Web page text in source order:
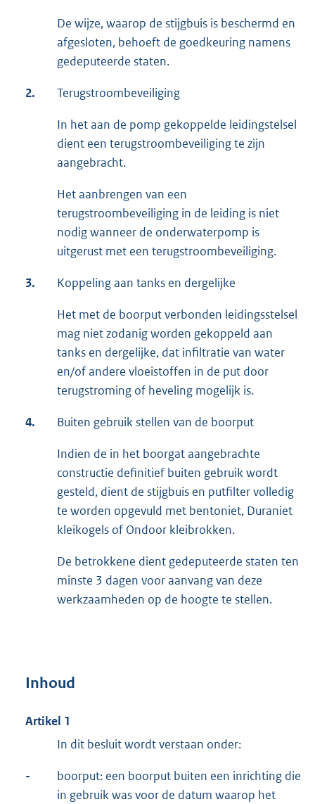
De wijze, waarop de stijgbuis is beschermd en
afgesloten, behoeft de goedkeuring namens
gedeputeerde staten.
2. Terugstroombeveiliging
In het aan de pomp gekoppelde leidingstelsel
dient een terugstroombeveiliging te zijn
aangebracht.
Het aanbrengen van een
terugstroombeveiliging in de leiding is niet
nodig wanneer de onderwaterpomp is
uitgerust met een terugstroombeveiliging.
3. Koppeling aan tanks en dergelijke
Het met de boorput verbonden leidingsstelsel
mag niet zodanig worden gekoppeld aan
tanks en dergelijke, dat infiltratie van water
en/of andere vloeistoffen in de put door
terugstroming of heveling mogelijk is.
4. Buiten gebruik stellen van de boorput
Indien de in het boorgat aangebrachte
constructie definitief buiten gebruik wordt
gesteld, dient de stijgbuis en putfilter volledig
te worden opgevuld met bentoniet, Duraniet
kleikogels of Ondoor kleibrokken.
De betrokkene dient gedeputeerde staten ten
minste 3 dagen voor aanvang van deze
werkzaamheden op de hoogte te stellen.
Inhoud
Artikel 1
In dit besluit wordt verstaan onder:
-
boorput: een boorput buiten een inrichting die
in gebruik was voor de datum waarop het